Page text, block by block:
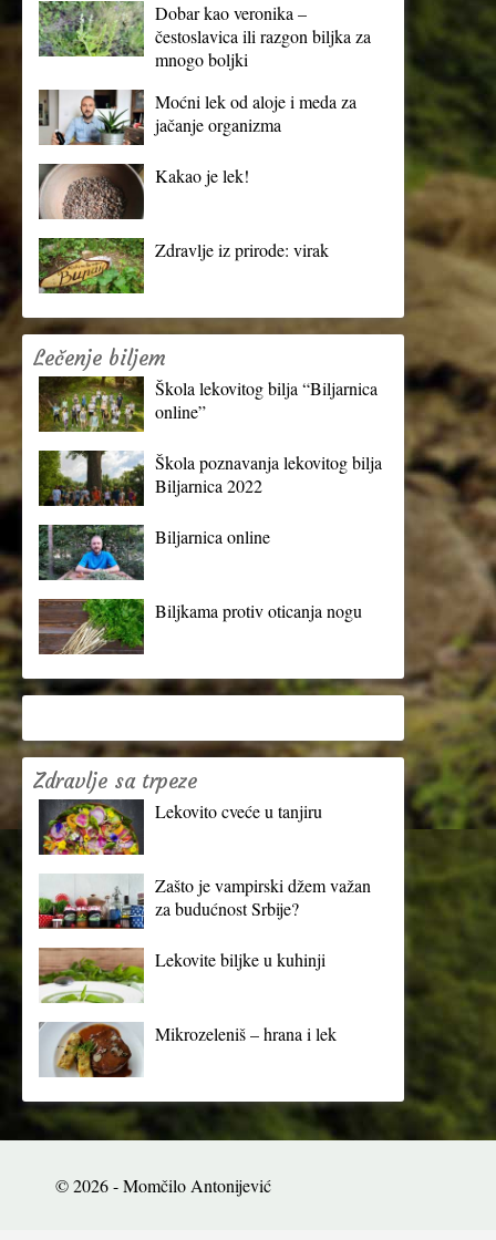
Dobar kao veronika –
čestoslavica ili razgon biljka za
mnogo boljki
Moćni lek od aloje i meda za
jačanje organizma
Kakao je lek!
Zdravlje iz prirode: virak
Lečenje biljem
Škola lekovitog bilja “Biljarnica
online”
Škola poznavanja lekovitog bilja
Biljarnica 2022
Biljarnica online
Biljkama protiv oticanja nogu
Zdravlje sa trpeze
Lekovito cveće u tanjiru
Zašto je vampirski džem važan
za budućnost Srbije?
Lekovite biljke u kuhinji
Mikrozeleniš – hrana i lek
© 2026 - Momčilo Antonijević